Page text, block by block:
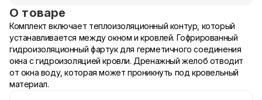
О товаре
Комплект включает теплоизоляционный контур, который
устанавливается между окном и кровлей. Гофрированный
гидроизоляционный фартук для герметичного соединения
окна с гидроизоляцией кровли. Дренажный желоб отводит
от окна воду, которая может проникнуть под кровельный
материал.